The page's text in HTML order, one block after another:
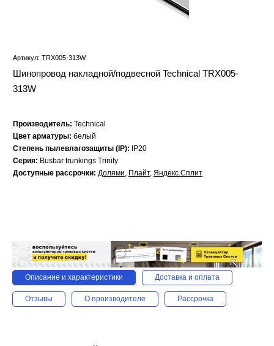
Артикул: TRX005-313W
Шинопровод накладной/подвесной Technical TRX005-
313W
Производитель: Technical
Цвет арматуры: белый
Степень пылевлагозащиты (IP):
IP20
Серия: Busbar trunkings Trinity
Доступные рассрочки: Долями, Плайт, Яндекс.Сплит
Описание и характеристики Доставка и оплата
Отзывы О производителе Рассрочка